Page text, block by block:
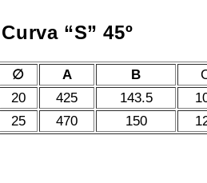
“S” 45º
∅ A B
20 425 143.5
25 470 150